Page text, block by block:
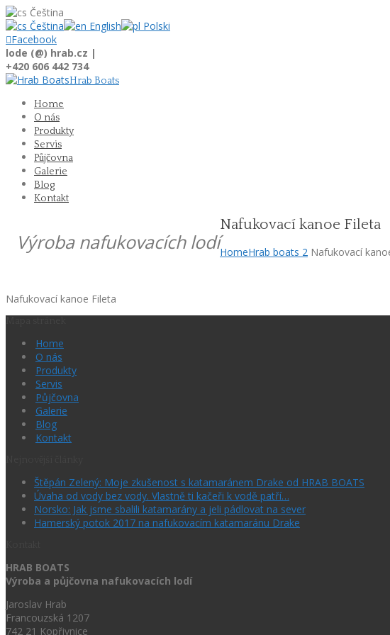
Čeština
Čeština
English
Polski
Facebook
lode (@) hrab.cz |
+420 606 442 734
Hrab Boats
Home
O nás
Produkty
Servis
Půjčovna
Galerie
Blog
Kontakt
Výroba nafukovacích lodí
Nafukovací kanoe Fileta
HomeHrab boats 2 Nafukovací
Nafukovací kanoe Fileta
Home
O nás
Produkty
Servis
Půjčovna
Galerie
Blog
Kontakt
Štěpán Zelený: Moje zkušenost s katamaránem Drake od HRAB BOATS
Úvaha od vody bez vody. Vlastně ti kačeři k vodě patří…
Norsko: Jak jsme sbalili katamarány a jeli pádlovat na sever
Hamerský potok 2017 na nafukovacím katamaránu Drake
HRAB BOATS
Výroba a půjčovna nafukovacích lodí
Jaroslav Hrab
Francouzská 1207
742 21 Kopřivnice